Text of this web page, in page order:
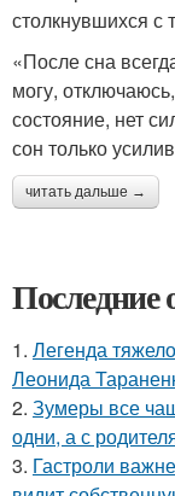
столкнувшихся с
«После сна
могу,
состояние, нет
сон только
читать дальше →
Последние
1. Легенда
Леонида
2. Зумеры все
одни, а с
3. Гастроли